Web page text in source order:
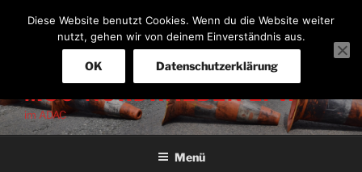
Inhalt
MSC-NORDHALBEN E. V.
im ADAC
Menü
Diese Website benutzt Cookies. Wenn du die Website weiter
nutzt, gehen wir von deinem Einverständnis aus.
OK Datenschutzerklärung